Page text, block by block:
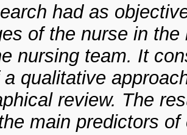
had as
of the nurse in
nursing team. It
qualitative
review. The
main predictors